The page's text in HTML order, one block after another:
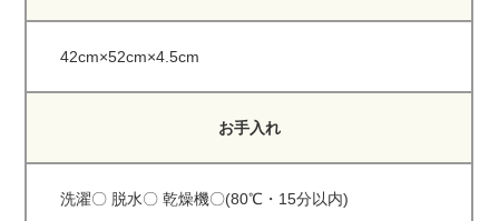
42cm×52cm×4.5cm
お手入れ
洗濯〇 脱水〇 乾燥機〇(80℃・15分以内)